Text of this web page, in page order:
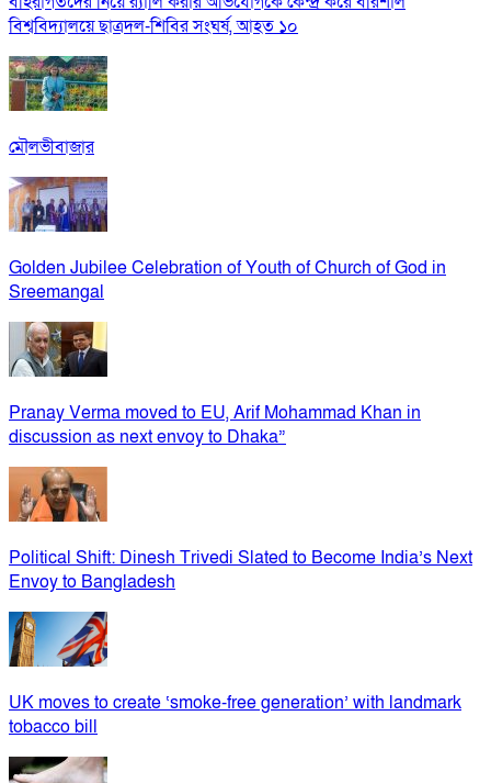
বিশ্ববিদ্যালয়ে ছাত্রদল-শিবির সংঘর্ষ, আহত ১০
মৌলভীবাজার
Golden Jubilee Celebration of Youth of Church of God in
Sreemangal
Pranay Verma moved to EU, Arif Mohammad Khan in
discussion as next envoy to Dhaka”
Political Shift: Dinesh Trivedi Slated to Become India’s Next
Envoy to Bangladesh
UK moves to create ‘smoke-free generation’ with landmark
tobacco bill